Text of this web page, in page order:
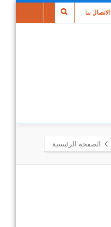
الاتصال بنا
الصفحة الرئيسية